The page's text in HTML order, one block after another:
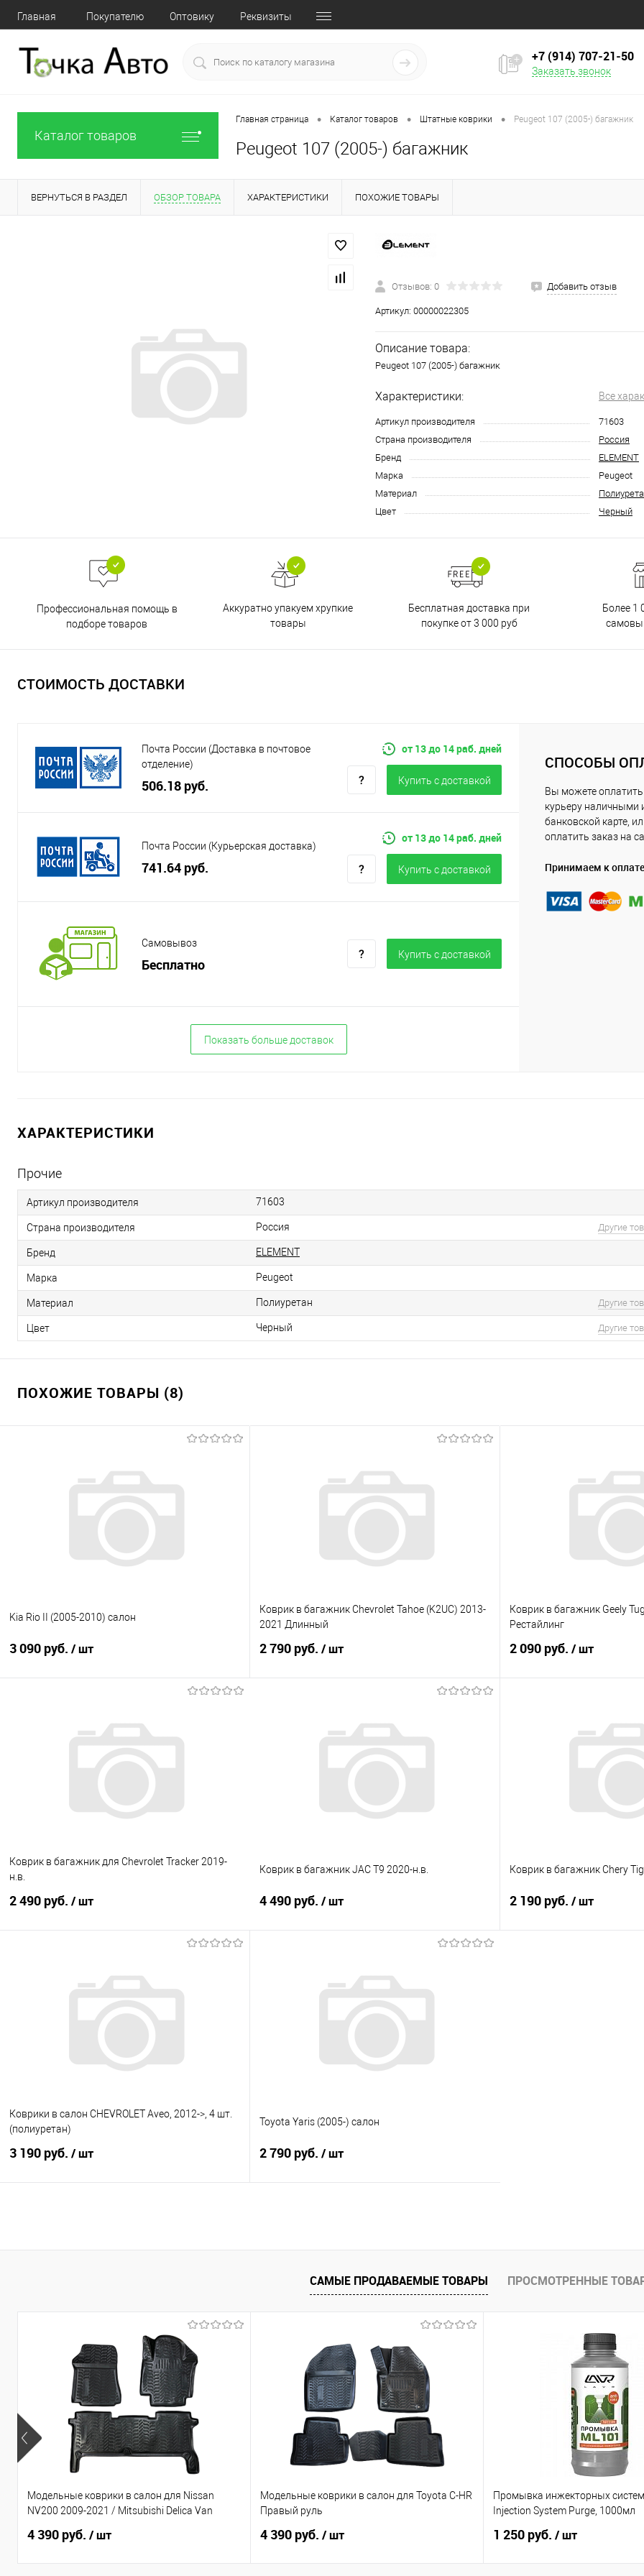
Главная Покупателю Оптовику Реквизиты
+7 (914) 707‒21‒50
Заказать звонок
Каталог товаров
Главная страница • Каталог товаров • Штатные коврики • Peugeot 107 (2005-) багажник
Peugeot 107 (2005-) багажник
ВЕРНУТЬСЯ В РАЗДЕЛ ОБЗОР ТОВАРА ХАРАКТЕРИСТИКИ ПОХОЖИЕ ТОВАРЫ
Отзывов: 0 Добавить отзыв
Артикул: 00000022305
Описание товара:
Peugeot 107 (2005-) багажник
Характеристики: Все
Артикул производителя
71603
Страна производителя
Россия
Бренд
ELEMENT
Марка
Peugeot
Материал
Цвет
Черный
Профессиональная помощь в
подборе товаров
Аккуратно упакуем хрупкие
товары
Бесплатная доставка при
покупке от 3 000 руб
Более 1
СТОИМОСТЬ ДОСТАВКИ
Почта России (Доставка в почтовое
отделение)
506.18 руб.
от 13 до 14 раб. дней
Купить c доставкой
Почта России (Курьерская доставка)
741.64 руб.
от 13 до 14 раб. дней
Купить c доставкой
Самовывоз
Бесплатно
Купить c доставкой
Показать больше доставок
СПОСОБЫ
Вы можете оплатить
курьеру наличными
банковской карте,
оплатить заказ на
Принимаем к оплате
ХАРАКТЕРИСТИКИ
Прочие
Артикул производителя 71603
Страна производителя Россия Другие
Бренд ELEMENT
Марка Peugeot
Материал Полиуретан Другие
Цвет Черный Другие
ПОХОЖИЕ ТОВАРЫ (8)
Kia Rio II (2005-2010) салон
3 090 руб. / шт
Купить в 1 клик
Сравнение
Под заказ
Коврик в багажник Chevrolet Tahoe (K2UC) 2013-
2021 Длинный
2 790 руб. / шт
Купить в 1 клик
Сравнение
Под заказ
Коврик в багажник Geely
Рестайлинг
2 090 руб. / шт
Купить в 1 клик
Коврик в багажник для Chevrolet Tracker 2019-
н.в.
2 490 руб. / шт
Купить в 1 клик
Сравнение
Под заказ
Коврик в багажник JAC T9 2020-н.в.
4 490 руб. / шт
Купить в 1 клик
Сравнение
Под заказ
Коврик в багажник Chery
2 190 руб. / шт
Коврики в салон CHEVROLET Aveo, 2012->, 4 шт.
(полиуретан)
3 190 руб. / шт
Купить в 1 клик
Сравнение
Toyota Yaris (2005-) салон
2 790 руб. / шт
Купить в 1 клик
Сравнение
В избранное
Под заказ
САМЫЕ ПРОДАВАЕМЫЕ ТОВАРЫ ПРОСМОТРЕННЫЕ
Модельные коврики в салон для Nissan
NV200 2009-2021 / Mitsubishi Delica Van
4 390 руб. / шт
Модельные коврики в салон для Toyota C-HR
Правый руль
4 390 руб. / шт
Промывка инжекторных систем
Injection System Purge, 1000мл
1 250 руб. / шт